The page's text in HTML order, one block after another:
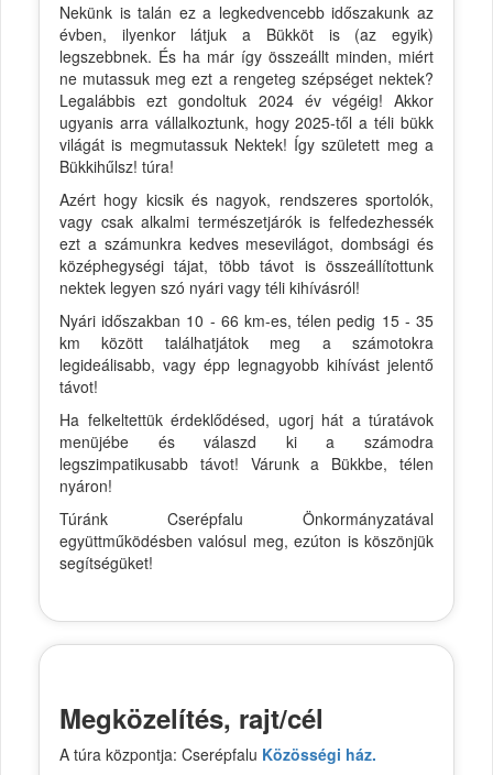
Nekünk is talán ez a legkedvencebb időszakunk az
évben, ilyenkor látjuk a Bükköt is (az egyik)
legszebbnek. És ha már így összeállt minden, miért
ne mutassuk meg ezt a rengeteg szépséget nektek?
Legalábbis ezt gondoltuk 2024 év végéig! Akkor
ugyanis arra vállalkoztunk, hogy 2025-től a téli bükk
világát is megmutassuk Nektek! Így született meg a
Bükkihűlsz! túra!
Azért hogy kicsik és nagyok, rendszeres sportolók,
vagy csak alkalmi természetjárók is felfedezhessék
ezt a számunkra kedves mesevilágot, dombsági és
középhegységi tájat, több távot is összeállítottunk
nektek legyen szó nyári vagy téli kihívásról!
Nyári időszakban 10 - 66 km-es, télen pedig 15 - 35
km között találhatjátok meg a számotokra
legideálisabb, vagy épp legnagyobb kihívást jelentő
távot!
Ha felkeltettük érdeklődésed, ugorj hát a túratávok
menüjébe és válaszd ki a számodra
legszimpatikusabb távot! Várunk a Bükkbe, télen
nyáron!
Túránk Cserépfalu Önkormányzatával
együttműködésben valósul meg, ezúton is köszönjük
segítségüket!
Megközelítés, rajt/cél
A túra központja: Cserépfalu Közösségi ház.